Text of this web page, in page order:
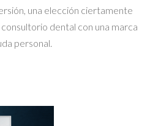
una elección ciertamente
dental con una marca
personal.